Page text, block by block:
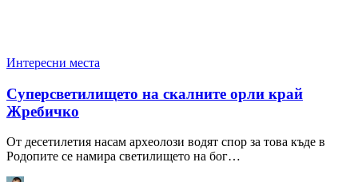
Интересни места
Суперсветилището на скалните орли край
Жребичко
От десетилетия насам археолози водят спор за това къде в
Родопите се намира светилището на бог…